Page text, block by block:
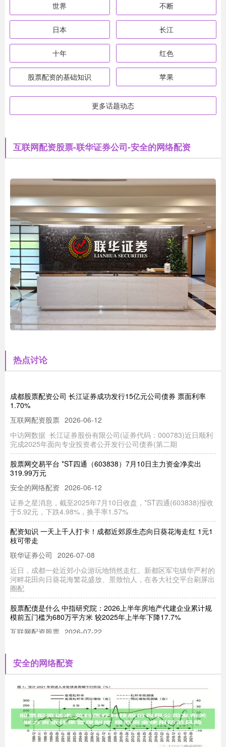
世界 不断
日本 长江
十年 红色
股票配资的基础知识 苹果
更多话题动态
互联网配资股票-联华证券公司-安全的网络配资
热点讨论
成都股票配资公司 长江证券成功发行15亿元公司债券 票面利率
1.70%
互联网配资股票 2026-06-12
中访网数据 长江证券股份有限公司(证券代码：000783)近日顺利
完成2025年面向专业投资者公开发行公司债券(第二期
股票网交易平台 *ST四通（603838）7月10日主力资金净卖出
319.99万元
安全的网络配资 2026-06-12
证券之星消息，截至2025年7月10日收盘，*ST四通(603838)报收
于5.92元，下跌4.98%，换手率1.57%
配资知识 一天上千人打卡！成都近郊原生态向日葵花海走红 1元1
枝可带走
联华证券公司 2026-07-08
近日，成都一处近郊小众游玩地悄然走红。新都区军屯镇华严村的
河畔花田向日葵花海繁花盛放、景致怡人，在各大社交平台刷屏出
圈配
股票配债是什么 中指研究院：2026上半年房地产代建企业累计规
模前五门槛为680万平方米 较2025年上半年下降17.7%
互联网配资股票 2026-07-22
大牛在线配资 步长制药（603858）调整投资基金出资比例 放弃子
公司股权优先受让权
联华证券公司 2026-06-12
中访网数据 山东步长制药股份有限公司(603858)于2025年7月8日
召开第五届董事会第二十七次会议，审议通过多项重
广州股票配资 每周股票复盘：文峰股份（601010）郑素贞持股比
安全的网络配资